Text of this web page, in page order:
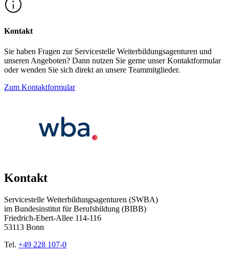
Kontakt
Sie haben Fragen zur Servicestelle Weiterbildungsagenturen und
unseren Angeboten? Dann nutzen Sie gerne unser Kontaktformular
oder wenden Sie sich direkt an unsere Teammitglieder.
Zum Kontaktformular
Kontakt
Servicestelle Weiterbildungsagenturen (SWBA)
im Bundesinstitut für Berufsbildung (BIBB)
Friedrich-Ebert-Allee 114-116
53113 Bonn
Tel. +49 228 107-0